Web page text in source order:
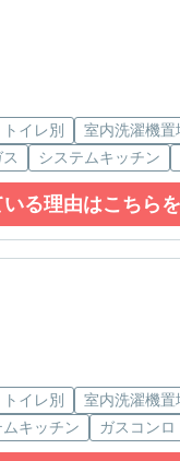
イレ別 室内洗濯機置
システムキッチン
る理由はこちら
イレ別 室内洗濯機置
ムキッチン
ガスコンロ